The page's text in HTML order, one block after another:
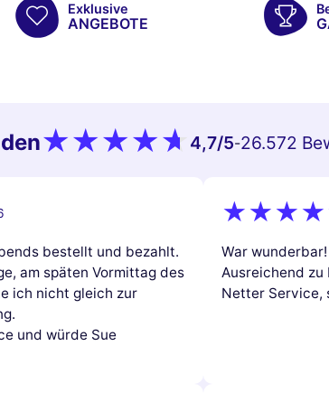
Exklusive
ANGEBOTE
4,7/5-26.572
bestellt und bezahlt.
am späten Vormittag des
ich nicht gleich zur
und würde Sue
War wunderbar!
Ausreichend zu
Netter Service,